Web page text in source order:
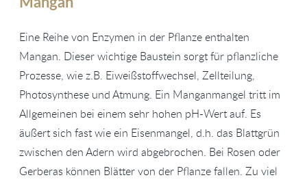
Eine Reihe von Enzymen in der Pflanze enthalten
Mangan. Dieser wichtige Baustein sorgt für pflanzliche
Prozesse, wie z.B. Eiweißstoffwechsel, Zellteilung,
Photosynthese und Atmung. Ein Manganmangel tritt im
Allgemeinen bei einem sehr hohen pH-Wert auf. Es
äußert sich fast wie ein Eisenmangel, d.h. das Blattgrün
zwischen den Adern wird abgebrochen. Bei Rosen oder
Gerberas können Blätter von der Pflanze fallen. Zu viel